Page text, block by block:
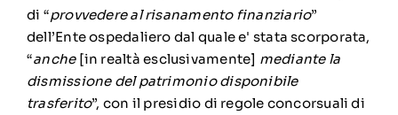
di “provvedere al risanamento finanziario”
dell’Ente ospedaliero dal quale e' stata scorporata,
“anche [in realtà esclusivamente] mediante la
dismissione del patrimonio disponibile
trasferito”, con il presidio di regole concorsuali di